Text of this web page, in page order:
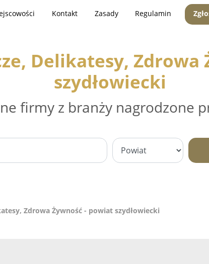
Kontakt Zasady Regulamin
Delikatesy, Zdrowa
szydłowiecki
firmy z branży nagrodzone
Zdrowa Żywność - powiat szydłowiecki